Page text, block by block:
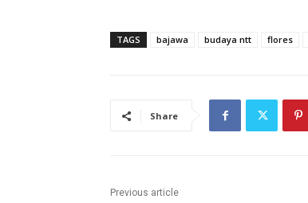
TAGS bajawa budaya ntt flores
Share
Previous article